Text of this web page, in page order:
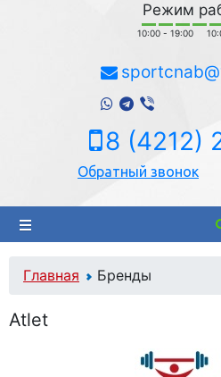
Режим
10:00 - 19:00
8 (4212)
Обратный звонок
Главная Бренды
Atlet